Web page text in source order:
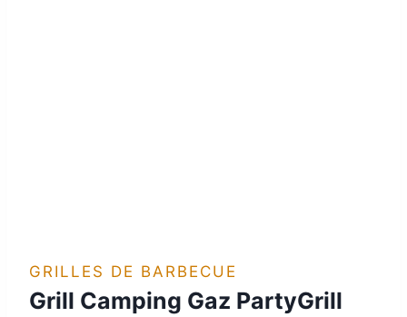
GRILLES DE BARBECUE
Grill Camping Gaz PartyGrill